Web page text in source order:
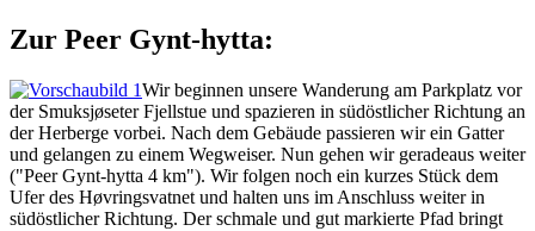
Zur Peer Gynt-hytta:
Wir beginnen unsere Wanderung am Parkplatz vor
der Smuksjøseter Fjellstue und spazieren in südöstlicher Richtung an
der Herberge vorbei. Nach dem Gebäude passieren wir ein Gatter
und gelangen zu einem Wegweiser. Nun gehen wir geradeaus weiter
("Peer Gynt-hytta 4 km"). Wir folgen noch ein kurzes Stück dem
Ufer des Høvringsvatnet und halten uns im Anschluss weiter in
südöstlicher Richtung. Der schmale und gut markierte Pfad bringt